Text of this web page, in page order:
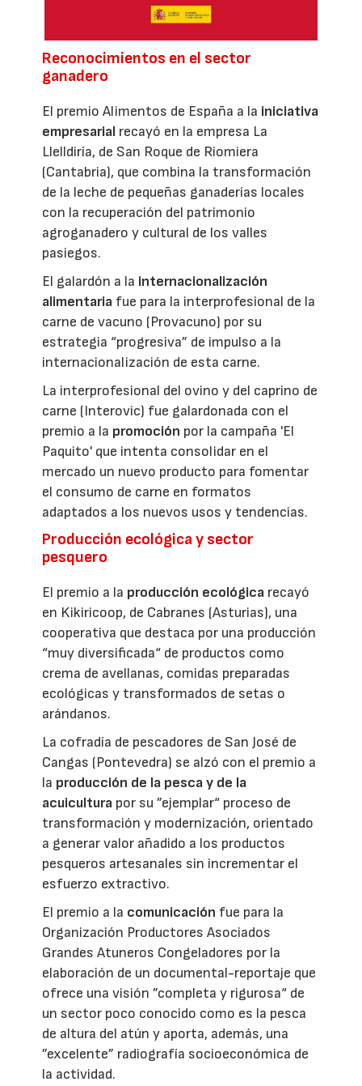
Reconocimientos en el sector
ganadero
El premio Alimentos de España a la iniciativa
empresarial recayó en la empresa La
Llelldiría, de San Roque de Riomiera
(Cantabria), que combina la transformación
de la leche de pequeñas ganaderías locales
con la recuperación del patrimonio
agroganadero y cultural de los valles
pasiegos.
El galardón a la internacionalización
alimentaria fue para la interprofesional de la
carne de vacuno (Provacuno) por su
estrategia “progresiva” de impulso a la
internacionalización de esta carne.
La interprofesional del ovino y del caprino de
carne (Interovic) fue galardonada con el
premio a la promoción por la campaña 'El
Paquito' que intenta consolidar en el
mercado un nuevo producto para fomentar
el consumo de carne en formatos
adaptados a los nuevos usos y tendencias.
Producción ecológica y sector
pesquero
El premio a la producción ecológica recayó
en Kikiricoop, de Cabranes (Asturias), una
cooperativa que destaca por una producción
“muy diversificada“ de productos como
crema de avellanas, comidas preparadas
ecológicas y transformados de setas o
arándanos.
La cofradía de pescadores de San José de
Cangas (Pontevedra) se alzó con el premio a
la producción de la pesca y de la
acuicultura por su ”ejemplar“ proceso de
transformación y modernización, orientado
a generar valor añadido a los productos
pesqueros artesanales sin incrementar el
esfuerzo extractivo.
El premio a la comunicación fue para la
Organización Productores Asociados
Grandes Atuneros Congeladores por la
elaboración de un documental-reportaje que
ofrece una visión ”completa y rigurosa“ de
un sector poco conocido como es la pesca
de altura del atún y aporta, además, una
”excelente” radiografía socioeconómica de
la actividad.